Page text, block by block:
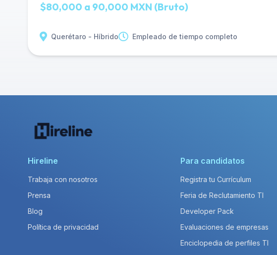
$80,000 a 90,000 MXN (Bruto)
Querétaro - Híbrido Empleado de tiempo completo
Hireline
Trabaja con nosotros
Prensa
Blog
Política de privacidad
Para candidatos
Registra tu Currículum
Feria de Reclutamiento TI
Developer Pack
Evaluaciones de empresas
Enciclopedia de perfiles TI